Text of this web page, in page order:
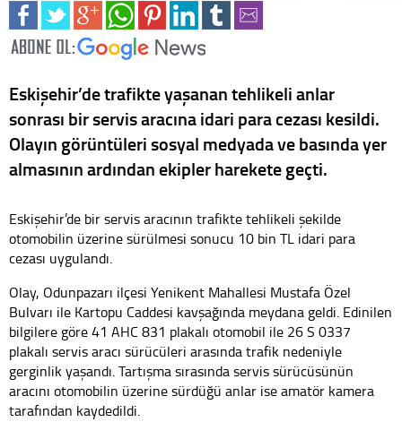
Eskişehir’de trafikte yaşanan tehlikeli anlar
sonrası bir servis aracına idari para cezası kesildi.
Olayın görüntüleri sosyal medyada ve basında yer
almasının ardından ekipler harekete geçti.
Eskişehir’de bir servis aracının trafikte tehlikeli şekilde
otomobilin üzerine sürülmesi sonucu 10 bin TL idari para
cezası uygulandı.
Olay, Odunpazarı ilçesi Yenikent Mahallesi Mustafa Özel
Bulvarı ile Kartopu Caddesi kavşağında meydana geldi. Edinilen
bilgilere göre 41 AHC 831 plakalı otomobil ile 26 S 0337
plakalı servis aracı sürücüleri arasında trafik nedeniyle
gerginlik yaşandı. Tartışma sırasında servis sürücüsünün
aracını otomobilin üzerine sürdüğü anlar ise amatör kamera
tarafından kaydedildi.